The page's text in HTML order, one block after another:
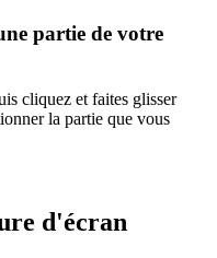
partie de votre
cliquez et faites glisser
la partie que vous
d'écran